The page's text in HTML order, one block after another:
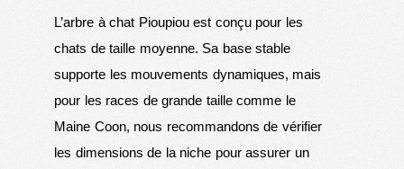
L’arbre à chat Pioupiou est conçu pour les
chats de taille moyenne. Sa base stable
supporte les mouvements dynamiques, mais
pour les races de grande taille comme le
Maine Coon, nous recommandons de vérifier
les dimensions de la niche pour assurer un